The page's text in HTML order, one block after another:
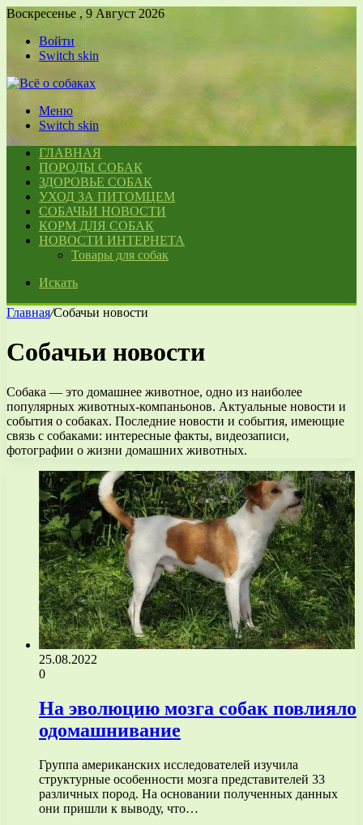
Воскресенье , 9 Август 2026
Войти
Switch skin
Меню
Switch skin
ГЛАВНАЯ
ПОРОДЫ СОБАК
ЗДОРОВЬЕ СОБАК
УХОД ЗА ПИТОМЦЕМ
СОБАЧЬИ НОВОСТИ
КОРМ ДЛЯ СОБАК
НОВОСТИ ИНТЕРНЕТА
Товары для собак
Искать
Главная/Собачьи новости
Собачьи новости
Собака — это домашнее животное, одно из наиболее
популярных животных-компаньонов. Актуальные новости и
события о собаках. Последние новости и события, имеющие
связь с собаками: интересные факты, видеозаписи,
фотографии о жизни домашних животных.
25.08.2022
0
На эволюцию мозга собак повлияло
одомашнивание
Группа американских исследователей изучила
структурные особенности мозга представителей 33
различных пород. На основании полученных данных
они пришли к выводу, что…